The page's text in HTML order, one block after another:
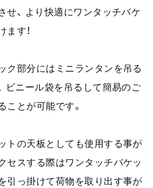
せ、 より快適にワンタッチバケ
す！
ク部分にはミニランタンを吊る
ビニール袋を吊るして簡易のご
ことが可能です。
トの天板としても使用する事が
セスする際はワンタッチバケッ
引っ掛けて荷物を取り出す事が